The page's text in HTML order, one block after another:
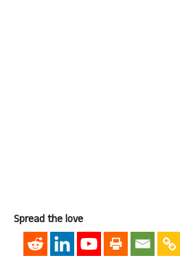
Spread the love